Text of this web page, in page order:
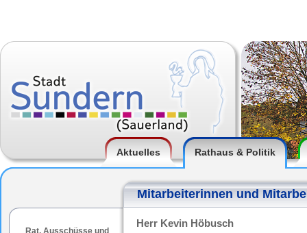
Aktuelles Rathaus & Politik
Mitarbeiterinnen und
Rat, Ausschüsse und
Herr Kevin Höbusch